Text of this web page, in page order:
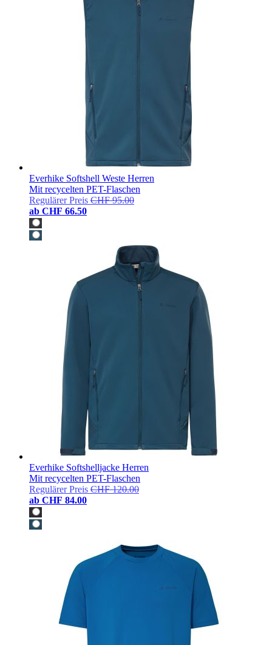
Everhike Softshell Weste Herren
Mit recycelten PET-Flaschen
Regulärer Preis CHF 95.00
ab CHF 66.50
Everhike Softshelljacke Herren
Mit recycelten PET-Flaschen
Regulärer Preis CHF 120.00
ab CHF 84.00